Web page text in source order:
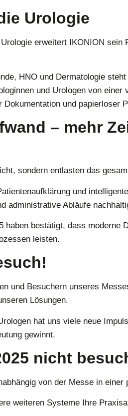
Urologie
erweitert IKONION sein
, HNO und Dermatologie steht
und Urologen von
und papierloser
– mehr
sondern entlasten das
und
administrative Abläufe
haben bestätigt, dass moderne
leisten.
und Besuchern unseres
Lösungen.
hat uns viele neue
gewinnt.
nicht
von der Messe in
weiteren Systeme Ihre